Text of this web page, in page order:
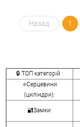
Назад 1
🔒 ТОП категорій :
⭐Серцевини
(циліндри):
🔐Замки: